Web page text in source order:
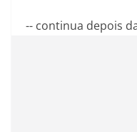
-- continua depois